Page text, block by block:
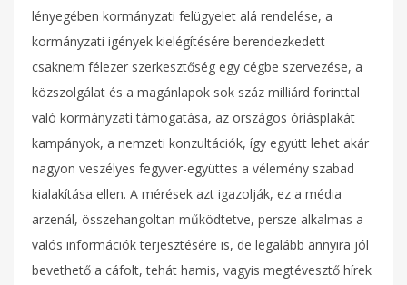
lényegében kormányzati felügyelet alá rendelése, a
kormányzati igények kielégítésére berendezkedett
csaknem félezer szerkesztőség egy cégbe szervezése, a
közszolgálat és a magánlapok sok száz milliárd forinttal
való kormányzati támogatása, az országos óriásplakát
kampányok, a nemzeti konzultációk, így együtt lehet akár
nagyon veszélyes fegyver-együttes a vélemény szabad
kialakítása ellen. A mérések azt igazolják, ez a média
arzenál, összehangoltan működtetve, persze alkalmas a
valós információk terjesztésére is, de legalább annyira jól
bevethető a cáfolt, tehát hamis, vagyis megtévesztő hírek